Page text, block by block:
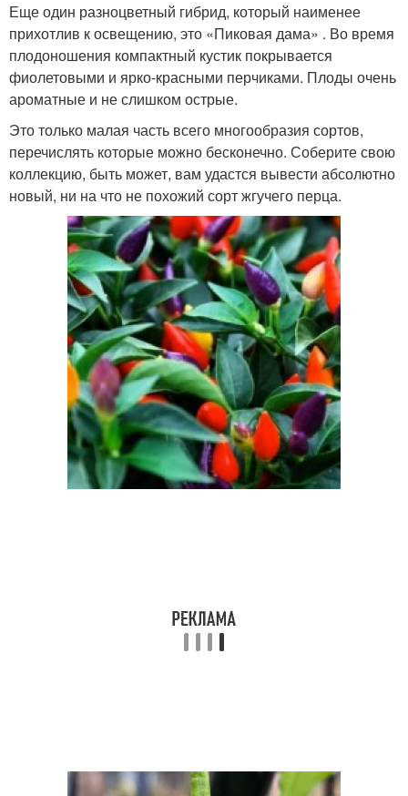
Еще один разноцветный гибрид, который наименее
прихотлив к освещению, это «Пиковая дама» . Во время
плодоношения компактный кустик покрывается
фиолетовыми и ярко-красными перчиками. Плоды очень
ароматные и не слишком острые.
Это только малая часть всего многообразия сортов,
перечислять которые можно бесконечно. Соберите свою
коллекцию, быть может, вам удастся вывести абсолютно
новый, ни на что не похожий сорт жгучего перца.